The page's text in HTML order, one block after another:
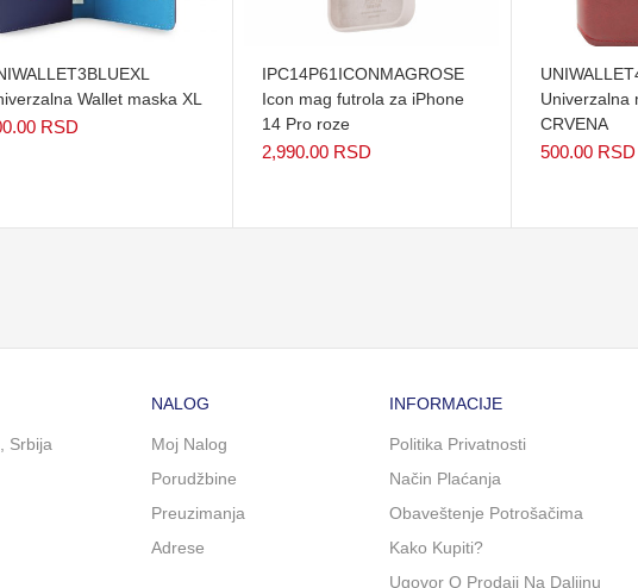
Wallet maska XL
RSD
IPC14P61ICONMAGROSE
Icon mag futrola za iPhone
14 Pro roze
2,990.00 RSD
ADD TO
Univerzalna
CRVENA
500.00 RSD
Srbija
NALOG
Moj Nalog
Porudžbine
Preuzimanja
Adrese
INFORMACIJE
Politika Privatnosti
Način Plaćanja
Obaveštenje Potrošačima
Kako Kupiti?
Ugovor O Prodaji Na Daljinu